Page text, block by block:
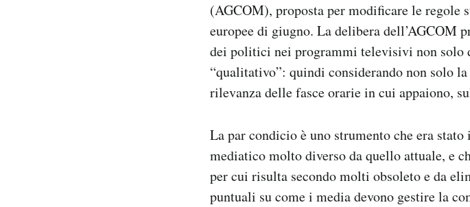
(AGCOM), proposta per modificare le
europee di giugno. La delibera dell’AGCOM
dei politici nei programmi televisivi non solo
“qualitativo”: quindi considerando non solo
rilevanza delle fasce orarie in cui appaiono,
La par condicio è uno strumento che era
mediatico molto diverso da quello attuale, e
per cui risulta secondo molti obsoleto e da
puntuali su come i media devono gestire la